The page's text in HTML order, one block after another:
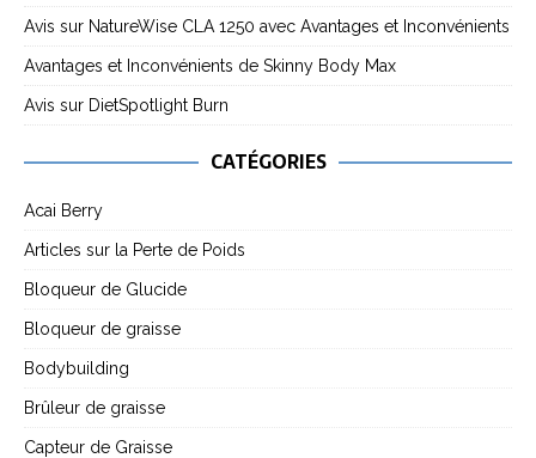
Avis sur NatureWise CLA 1250 avec Avantages et Inconvénients
Avantages et Inconvénients de Skinny Body Max
Avis sur DietSpotlight Burn
CATÉGORIES
Acai Berry
Articles sur la Perte de Poids
Bloqueur de Glucide
Bloqueur de graisse
Bodybuilding
Brûleur de graisse
Capteur de Graisse